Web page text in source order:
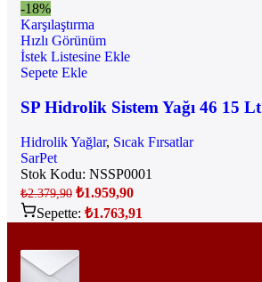
-18%
Karşılaştırma
Hızlı Görünüm
İstek Listesine Ekle
Sepete Ekle
SP Hidrolik Sistem Yağı 46 15 Lt
Hidrolik Yağlar, Sıcak Fırsatlar
SarPet
Stok Kodu: NSSP0001
₺2.379,90 ₺1.959,90
Sepette: ₺1.763,91